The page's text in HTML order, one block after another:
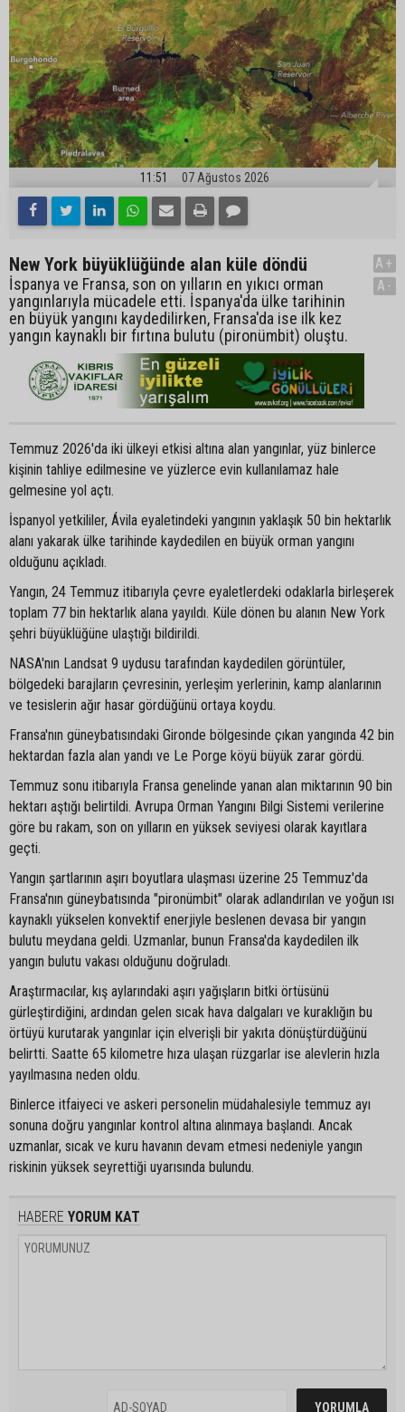
11:51 07 Ağustos 2026
New York büyüklüğünde alan küle döndü
İspanya ve Fransa, son on yılların en yıkıcı orman
yangınlarıyla mücadele etti. İspanya'da ülke tarihinin
en büyük yangını kaydedilirken, Fransa'da ise ilk kez
yangın kaynaklı bir fırtına bulutu (pironümbit) oluştu.
A+
A-
Temmuz 2026'da iki ülkeyi etkisi altına alan yangınlar, yüz binlerce
kişinin tahliye edilmesine ve yüzlerce evin kullanılamaz hale
gelmesine yol açtı.
İspanyol yetkililer, Ávila eyaletindeki yangının yaklaşık 50 bin hektarlık
alanı yakarak ülke tarihinde kaydedilen en büyük orman yangını
olduğunu açıkladı.
Yangın, 24 Temmuz itibarıyla çevre eyaletlerdeki odaklarla birleşerek
toplam 77 bin hektarlık alana yayıldı. Küle dönen bu alanın New York
şehri büyüklüğüne ulaştığı bildirildi.
NASA'nın Landsat 9 uydusu tarafından kaydedilen görüntüler,
bölgedeki barajların çevresinin, yerleşim yerlerinin, kamp alanlarının
ve tesislerin ağır hasar gördüğünü ortaya koydu.
Fransa'nın güneybatısındaki Gironde bölgesinde çıkan yangında 42 bin
hektardan fazla alan yandı ve Le Porge köyü büyük zarar gördü.
Temmuz sonu itibarıyla Fransa genelinde yanan alan miktarının 90 bin
hektarı aştığı belirtildi. Avrupa Orman Yangını Bilgi Sistemi verilerine
göre bu rakam, son on yılların en yüksek seviyesi olarak kayıtlara
geçti.
Yangın şartlarının aşırı boyutlara ulaşması üzerine 25 Temmuz'da
Fransa'nın güneybatısında "pironümbit" olarak adlandırılan ve yoğun ısı
kaynaklı yükselen konvektif enerjiyle beslenen devasa bir yangın
bulutu meydana geldi. Uzmanlar, bunun Fransa'da kaydedilen ilk
yangın bulutu vakası olduğunu doğruladı.
Araştırmacılar, kış aylarındaki aşırı yağışların bitki örtüsünü
gürleştirdiğini, ardından gelen sıcak hava dalgaları ve kuraklığın bu
örtüyü kurutarak yangınlar için elverişli bir yakıta dönüştürdüğünü
belirtti. Saatte 65 kilometre hıza ulaşan rüzgarlar ise alevlerin hızla
yayılmasına neden oldu.
Binlerce itfaiyeci ve askeri personelin müdahalesiyle temmuz ayı
sonuna doğru yangınlar kontrol altına alınmaya başlandı. Ancak
uzmanlar, sıcak ve kuru havanın devam etmesi nedeniyle yangın
riskinin yüksek seyrettiği uyarısında bulundu.
HABERE YORUM KAT